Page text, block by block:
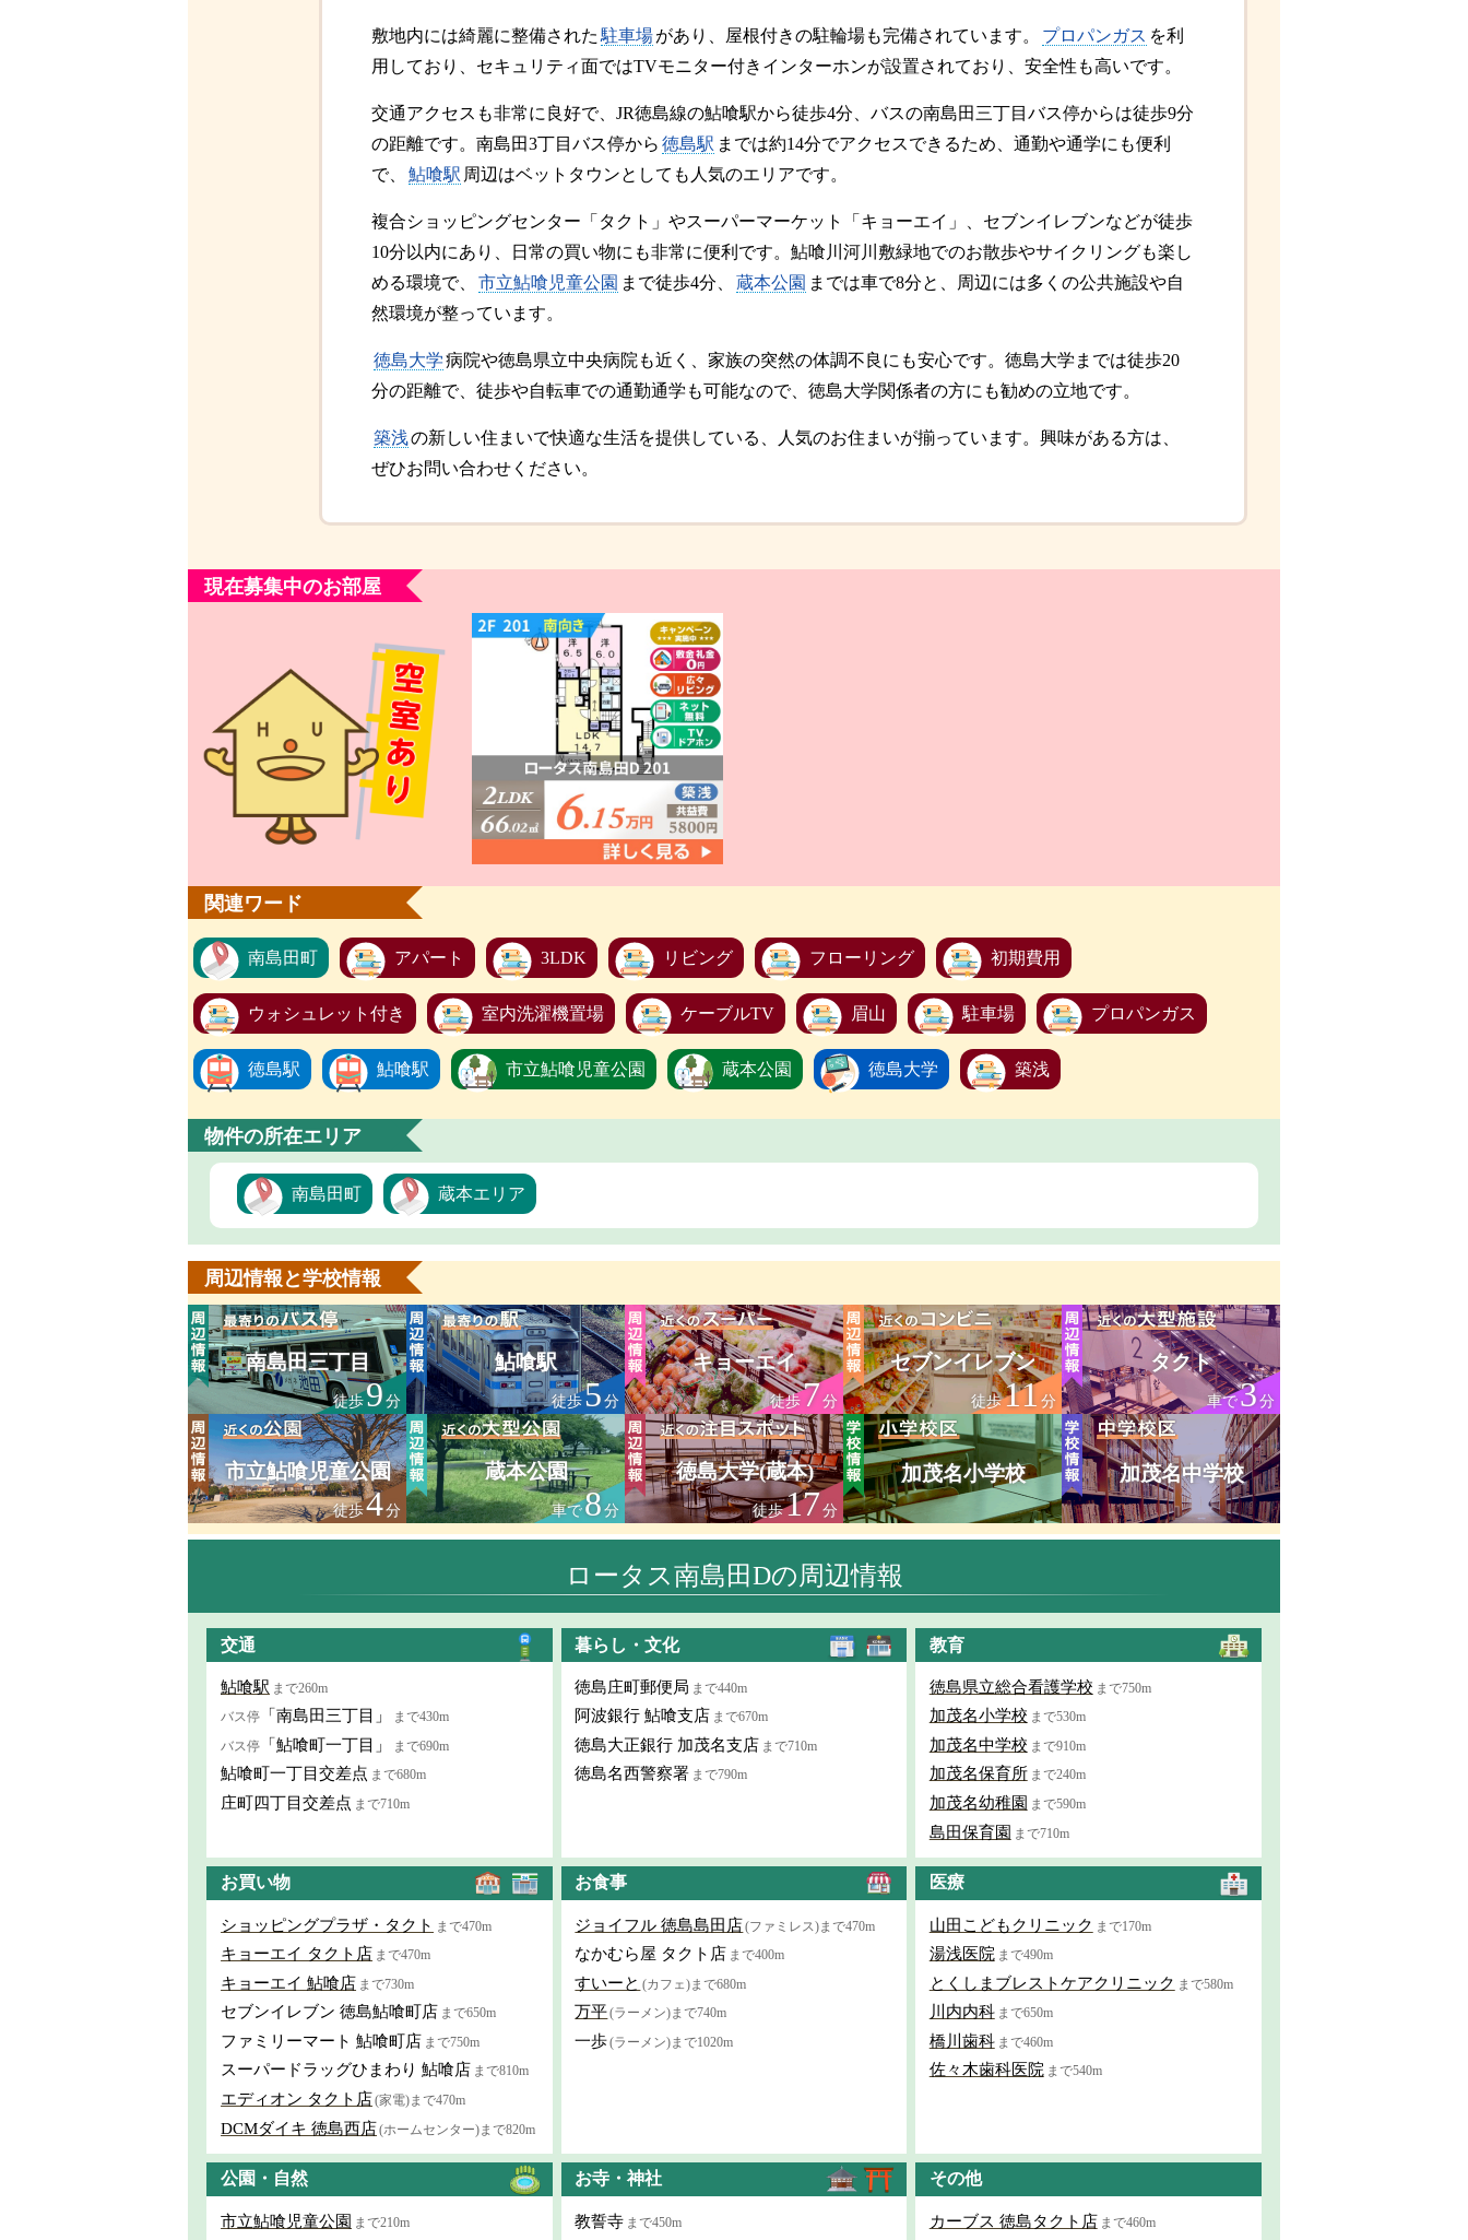
敷地内には綺麗に整備された 駐車場があり、屋根付きの駐輪場も完備されています。 プロパンガス を利
用しており、セキュリティ面ではTVモニター付きインターホンが設置されており、安全性も高いです。
交通アクセスも非常に良好で、JR徳島線の鮎喰駅から徒歩4分、バスの南島田三丁目バス停からは徒歩9分
の距離です。南島田3丁目バス停から 徳島駅 までは約14分でアクセスできるため、通勤や通学にも便利
で、
鮎喰駅 周辺はベットタウンとしても人気のエリアです。
複合ショッピングセンター「タクト」やスーパーマーケット「キョーエイ」、セブンイレブンなどが徒歩
10分以内にあり、日常の買い物にも非常に便利です。鮎喰川河川敷緑地でのお散歩やサイクリングも楽し
める環境で、
市立鮎喰児童公園 まで徒歩4分、 蔵本公園 までは車で8分と、周辺には多くの公共施設や自
然環境が整っています。
徳島大学病院や徳島県立中央病院も近く、家族の突然の体調不良にも安心です。徳島大学までは徒歩20
分の距離で、徒歩や自転車での通勤通学も可能なので、徳島大学関係者の方にも勧めの立地です。
築浅の新しい住まいで快適な生活を提供している、人気のお住まいが揃っています。興味がある方は、
ぜひお問い合わせください。
現在募集中のお部屋
関連ワード
南島田町 アパート 3LDK リビング フローリング 初期費用
ウォシュレット付き 室内洗濯機置場 ケーブルTV 眉山 駐車場 プロパンガス
徳島駅 鮎喰駅 市立鮎喰児童公園 蔵本公園 徳島大学 築浅
物件の所在エリア
南島田町 蔵本エリア
周辺情報と学校情報
南島田三丁目
徒歩9分
鮎喰駅
徒歩5分
キョーエイ
徒歩7分
セブンイレブン
徒歩11分
タクト
車で3分
市立鮎喰児童公園
徒歩4分
蔵本公園
車で8分
徳島大学(蔵本)
徒歩17分
加茂名小学校 加茂名中学校
ロータス南島田Dの周辺情報
交通
鮎喰駅 まで260m
バス停 「南島田三丁目」
まで430m
バス停 「鮎喰町一丁目」 まで690m
鮎喰町一丁目交差点 まで680m
庄町四丁目交差点 まで710m
暮らし・文化
徳島庄町郵便局 まで440m
阿波銀行 鮎喰支店 まで670m
徳島大正銀行 加茂名支店 まで710m
徳島名西警察署 まで790m
教育
徳島県立総合看護学校 まで750m
加茂名小学校 まで530m
加茂名中学校 まで910m
加茂名保育所 まで240m
加茂名幼稚園 まで590m
島田保育園 まで710m
お買い物
ショッピングプラザ・タクト まで470m
キョーエイ タクト店 まで470m
キョーエイ 鮎喰店 まで730m
セブンイレブン 徳島鮎喰町店 まで650m
ファミリーマート 鮎喰町店 まで750m
スーパードラッグひまわり 鮎喰店 まで810m
エディオン タクト店(家電)まで470m
DCMダイキ 徳島西店(ホームセンター)まで820m
お食事
ジョイフル 徳島島田店(ファミレス)まで470m
なかむら屋 タクト店 まで400m
すいーと (カフェ)まで680m
万平(ラーメン)まで740m
一歩(ラーメン)まで1020m
医療
山田こどもクリニック まで170m
湯浅医院 まで490m
とくしまブレストケアクリニック まで580m
川内内科 まで650m
橋川歯科 まで460m
佐々木歯科医院 まで540m
公園・自然
市立鮎喰児童公園 まで210m
お寺・神社
教誓寺 まで450m
その他
カーブス 徳島タクト店 まで460m